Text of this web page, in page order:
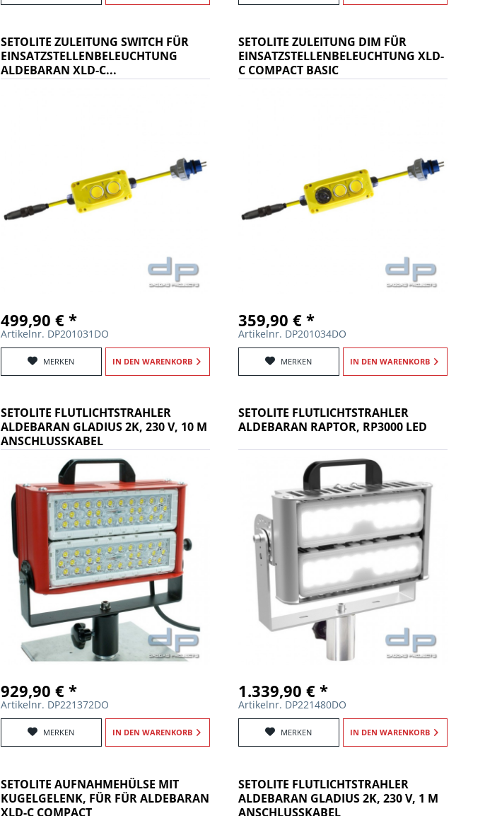
SETOLITE ZULEITUNG SWITCH FÜR
EINSATZSTELLENBELEUCHTUNG
ALDEBARAN XLD-C...
499,90 € *
Artikelnr. DP201031DO
MERKEN IN DEN WARENKORB
SETOLITE ZULEITUNG DIM FÜR
EINSATZSTELLENBELEUCHTUNG XLD-
C COMPACT BASIC
359,90 € *
Artikelnr. DP201034DO
MERKEN IN DEN WARENKORB
SETOLITE FLUTLICHTSTRAHLER
ALDEBARAN GLADIUS 2K, 230 V, 10 M
ANSCHLUSSKABEL
929,90 € *
Artikelnr. DP221372DO
MERKEN IN DEN WARENKORB
SETOLITE FLUTLICHTSTRAHLER
ALDEBARAN RAPTOR, RP3000 LED
1.339,90 € *
Artikelnr. DP221480DO
MERKEN IN DEN WARENKORB
SETOLITE AUFNAHMEHÜLSE MIT
KUGELGELENK, FÜR FÜR ALDEBARAN
XLD-C COMPACT
SETOLITE FLUTLICHTSTRAHLER
ALDEBARAN GLADIUS 2K, 230 V, 1 M
ANSCHLUSSKABEL